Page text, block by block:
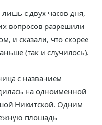
с двух часов дня,
вопросов разрешили
и сказали, что скорее
(так и случилось).
с названием
на одноименной
Никитской. Одним
площадь